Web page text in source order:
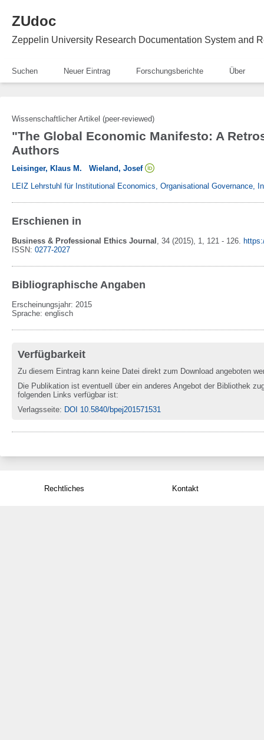
ZUdoc
Zeppelin University Research Documentation System and
Suchen Neuer Eintrag Forschungsberichte Über
Wissenschaftlicher Artikel (peer-reviewed)
"The Global Economic Manifesto: A
Authors
Leisinger, Klaus M. Wieland, Josef
LEIZ Lehrstuhl für Institutional Economics, Organisational Governance,
Erschienen in
Business & Professional Ethics Journal , 34 (2015), 1, 121 - 126.
ISSN: 0277-2027
Bibliographische Angaben
Erscheinungsjahr: 2015
Sprache: englisch
Verfügbarkeit
Zu diesem Eintrag kann keine Datei direkt zum Download angeboten
Die Publikation ist eventuell über ein anderes Angebot der Bibliothek
folgenden Links verfügbar ist:
Verlagsseite: DOI 10.5840/bpej201571531
Rechtliches Kontakt